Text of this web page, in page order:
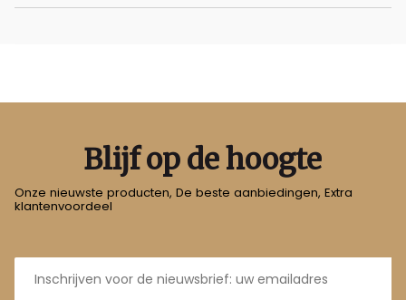
Blijf op de hoogte
Onze nieuwste producten, De beste aanbiedingen, Extra
klantenvoordeel
E-
mailadres